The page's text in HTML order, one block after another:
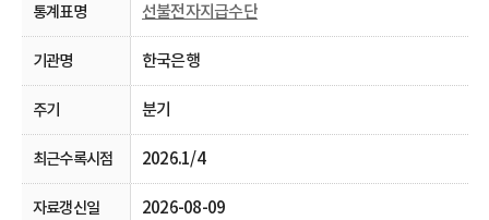
선불전자지급수단
한국은행
분기
2026.1/4
2026-08-09